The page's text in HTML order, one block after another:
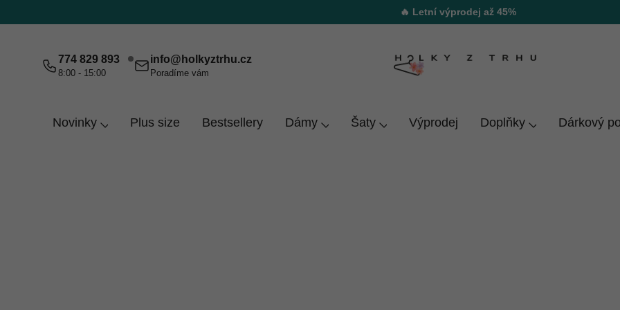
na
🔥 Letní výprodej až 45%
774 829 893
8:00 - 15:00
info@ holkyztrhu.cz
Poradíme vám
Novinky Plus size Bestsellery Dámy Šaty Výprodej Doplňky Dárkový